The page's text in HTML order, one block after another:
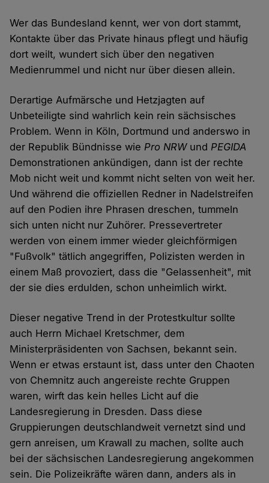
Wer das Bundesland kennt, wer von dort stammt,
Kontakte über das Private hinaus pflegt und häufig
dort weilt, wundert sich über den negativen
Medienrummel und nicht nur über diesen allein.
Derartige Aufmärsche und Hetzjagten auf
Unbeteiligte sind wahrlich kein rein sächsisches
Problem. Wenn in Köln, Dortmund und anderswo in
der Republik Bündnisse wiePro NRWundPEGIDA
Demonstrationen ankündigen, dann ist der rechte
Mob nicht weit und kommt nicht selten von weit her.
Und während die offiziellen Redner in Nadelstreifen
auf den Podien ihre Phrasen dreschen, tummeln
sich unten nicht nur Zuhörer. Pressevertreter
werden von einem immer wieder gleichförmigen
"Fußvolk" tätlich angegriffen, Polizisten werden in
einem Maß provoziert, dass die "Gelassenheit", mit
der sie dies erdulden, schon unheimlich wirkt.
Dieser negative Trend in der Protestkultur sollte
auch Herrn Michael Kretschmer, dem
Ministerpräsidenten von Sachsen, bekannt sein.
Wenn er etwas erstaunt ist, dass unter den Chaoten
von Chemnitz auch angereiste rechte Gruppen
waren, wirft das kein helles Licht auf die
Landesregierung in Dresden. Dass diese
Gruppierungen deutschlandweit vernetzt sind und
gern anreisen, um Krawall zu machen, sollte auch
bei der sächsischen Landesregierung angekommen
sein. Die Polizeikräfte wären dann, anders als in